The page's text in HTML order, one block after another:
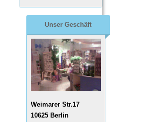
Unser Geschäft
Weimarer Str.17
10625 Berlin